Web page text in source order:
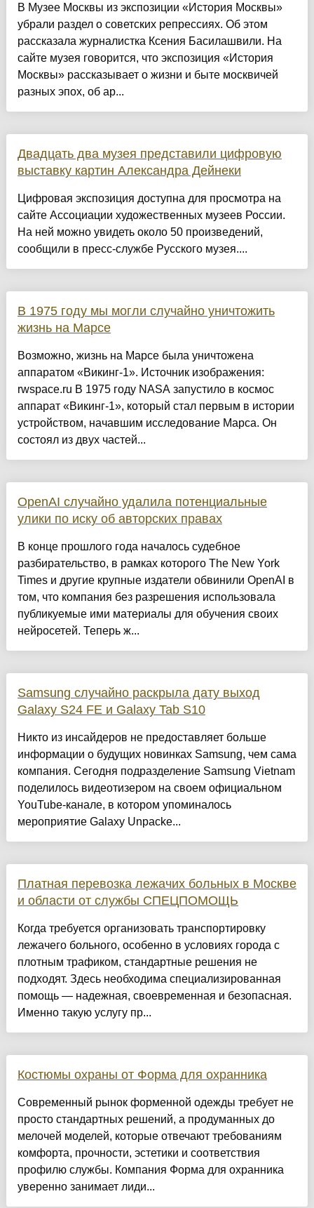
В Музее Москвы из экспозиции «История Москвы»
убрали раздел о советских репрессиях. Об этом
рассказала журналистка Ксения Басилашвили. На
сайте музея говорится, что экспозиция «История
Москвы» рассказывает о жизни и быте москвичей
разных эпох, об ар...
Двадцать два музея представили цифровую
выставку картин Александра Дейнеки
Цифровая экспозиция доступна для просмотра на
сайте Ассоциации художественных музеев России.
На ней можно увидеть около 50 произведений,
сообщили в пресс-службе Русского музея....
В 1975 году мы могли случайно уничтожить
жизнь на Марсе
Возможно, жизнь на Марсе была уничтожена
аппаратом «Викинг-1». Источник изображения:
rwspace.ru В 1975 году NASA запустило в космос
аппарат «Викинг-1», который стал первым в истории
устройством, начавшим исследование Марса. Он
состоял из двух частей...
OpenAI случайно удалила потенциальные
улики по иску об авторских правах
В конце прошлого года началось судебное
разбирательство, в рамках которого The New York
Times и другие крупные издатели обвинили OpenAI в
том, что компания без разрешения использовала
публикуемые ими материалы для обучения своих
нейросетей. Теперь ж...
Samsung случайно раскрыла дату выход
Galaxy S24 FE и Galaxy Tab S10
Никто из инсайдеров не предоставляет больше
информации о будущих новинках Samsung, чем сама
компания. Сегодня подразделение Samsung Vietnam
поделилось видеотизером на своем официальном
YouTube-канале, в котором упоминалось
мероприятие Galaxy Unpacke...
Платная перевозка лежачих больных в Москве
и области от службы СПЕЦПОМОЩЬ
Когда требуется организовать транспортировку
лежачего больного, особенно в условиях города с
плотным трафиком, стандартные решения не
подходят. Здесь необходима специализированная
помощь — надежная, своевременная и безопасная.
Именно такую услугу пр...
Костюмы охраны от Форма для охранника
Современный рынок форменной одежды требует не
просто стандартных решений, а продуманных до
мелочей моделей, которые отвечают требованиям
комфорта, прочности, эстетики и соответствия
профилю службы. Компания Форма для охранника
уверенно занимает лиди...